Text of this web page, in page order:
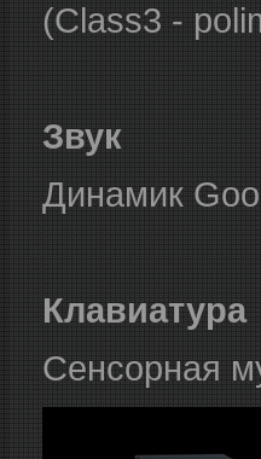
(Class3 -
Звук
Динамик
Клавиатура
Сенсорная